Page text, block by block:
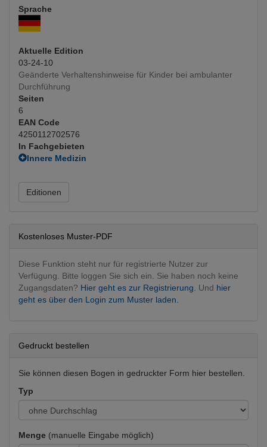
Sprache
Aktuelle Edition
03-24-10
Geänderte Verhaltenshinweise für Kinder bei ambulanter
Durchführung
Seiten
6
EAN Code
4250112702576
In Fachgebieten
Innere Medizin
Pädiatrie
Pädiatrie
Editionen
Kostenloses Muster-PDF
Diese Funktion steht nur für registrierte Nutzer zur
Verfügung. Bitte loggen Sie sich ein. Sie haben noch keine
Zugangsdaten? Hier geht es zur Registrierung. Und hier
geht es über den Login zum Muster laden.
Gedruckt bestellen
Sie können diesen Bogen in gedruckter Form hier bestellen.
Typ
Menge (manuelle Eingabe möglich)